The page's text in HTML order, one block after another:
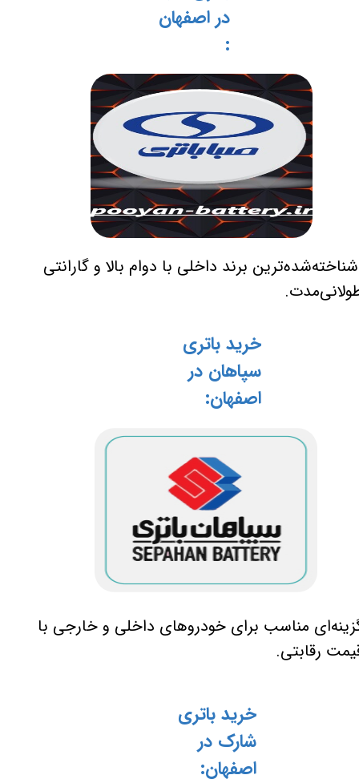
برند داخلی با دوام بالا و گارانتی
مناسب برای خودروهای داخلی و خارجی با
رقابتی.
در اصفهان
:
خرید باتری
سپاهان در
اصفهان:
خرید باتری
شارک در
اصفهان: